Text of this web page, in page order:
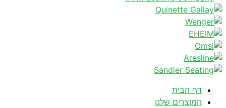
דף הבית
המוצרים שלנו